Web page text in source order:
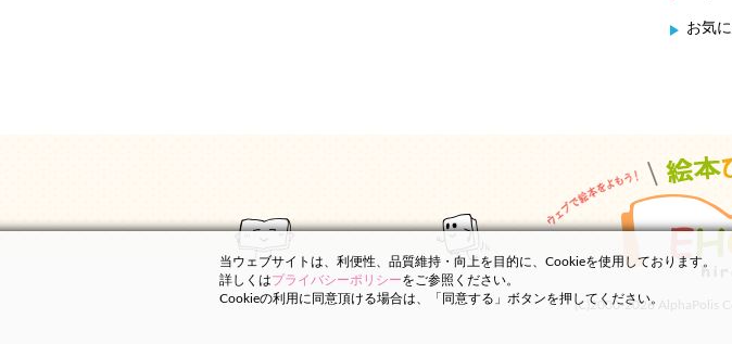
お気
(C)2000-2026 AlphaPolis
当ウェブサイトは、利便性、品質維持・向上を目的に、Cookieを使用しております。
詳しくはプライバシーポリシーをご参照ください。
Cookieの利用に同意頂ける場合は、「同意する」ボタンを押してください。